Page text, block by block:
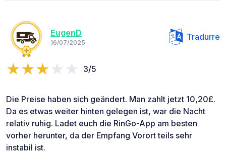
EugenD
16/07/2025
Tradurre
3/5
Die Preise haben sich geändert. Man zahlt jetzt 10,20£.
Da es etwas weiter hinten gelegen ist, war die Nacht
relativ ruhig. Ladet euch die RinGo-App am besten
vorher herunter, da der Empfang Vorort teils sehr
instabil ist.